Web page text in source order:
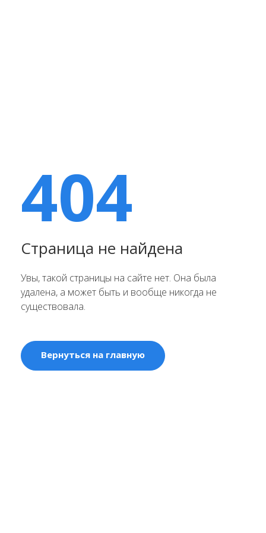
404
Страница не найдена
Увы, такой страницы на сайте нет. Она была
удалена, а может быть и вообще никогда не
существовала.
Вернуться на главную